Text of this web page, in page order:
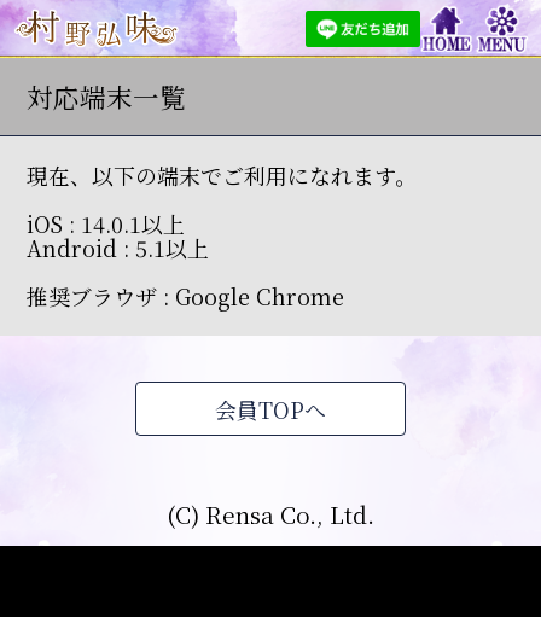
対応端末一覧
現在、以下の端末でご利用になれます。
iOS : 14.0.1以上
Android : 5.1以上
推奨ブラウザ : Google Chrome
会員TOPへ
(C) Rensa Co., Ltd.